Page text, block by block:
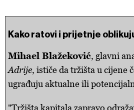
Kako ratovi i prijetnje
Mihael Blažeković, glavni
Adrije, ističe da tržišta u cijene
ugrađuju aktualne ili
"Tržišta kapitala zapravo